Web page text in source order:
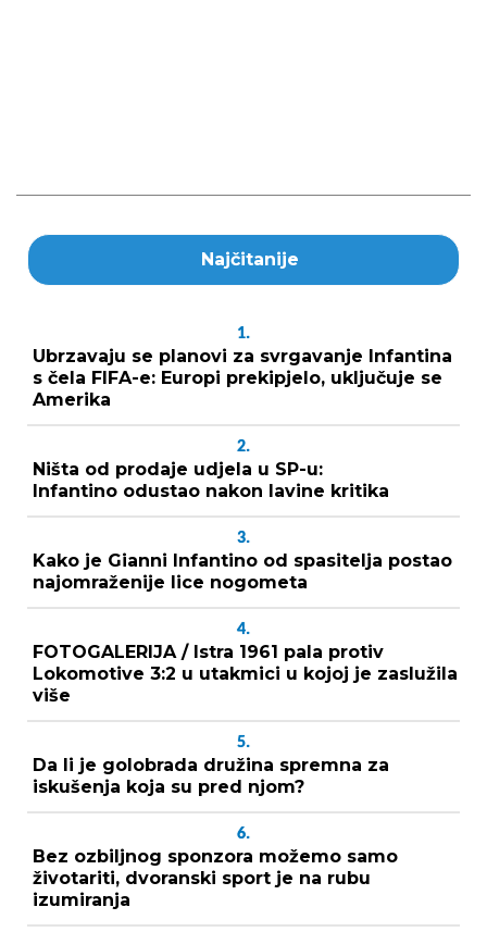
Najčitanije
1.
Ubrzavaju se planovi za svrgavanje Infantina
s čela FIFA-e: Europi prekipjelo, uključuje se
Amerika
2.
Ništa od prodaje udjela u SP-u:
Infantino odustao nakon lavine kritika
3.
Kako je Gianni Infantino od spasitelja postao
najomraženije lice nogometa
4.
FOTOGALERIJA / Istra 1961 pala protiv
Lokomotive 3:2 u utakmici u kojoj je zaslužila
više
5.
Da li je golobrada družina spremna za
iskušenja koja su pred njom?
6.
Bez ozbiljnog sponzora možemo samo
životariti, dvoranski sport je na rubu
izumiranja